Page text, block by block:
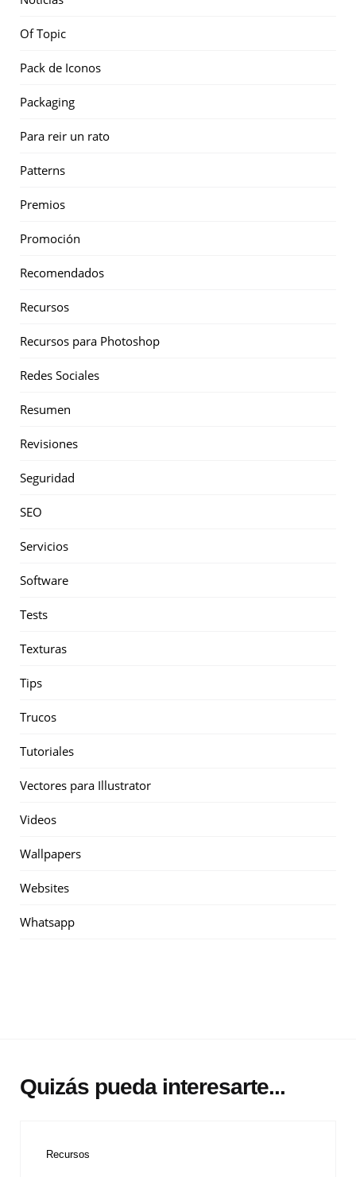
Of Topic
Pack de Iconos
Packaging
Para reir un rato
Patterns
Premios
Promoción
Recomendados
Recursos
Recursos para Photoshop
Redes Sociales
Resumen
Revisiones
Seguridad
SEO
Servicios
Software
Tests
Texturas
Tips
Trucos
Tutoriales
Vectores para Illustrator
Videos
Wallpapers
Websites
Whatsapp
Quizás pueda interesarte...
Recursos